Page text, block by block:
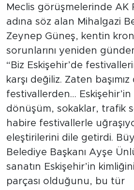
Meclis görüşmelerinde AK
adına söz alan Mihalgazi
Zeynep Güneş, kentin
sorunlarını yeniden
“Biz Eskişehir’de
karşı değiliz. Zaten
festivallerden… Eskişehir’in
dönüşüm, sokaklar, trafik
habire festivallerle
eleştirilerini dile getirdi.
Belediye Başkanı Ayşe
sanatın Eskişehir’in
parçası olduğunu, bu tür